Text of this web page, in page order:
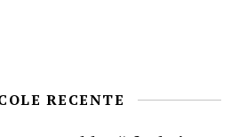
RECENTE